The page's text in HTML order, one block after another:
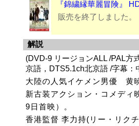
『錦繍縁華麗冒険』
販売を終了しました。
解説
(DVD-9 リージョンALL /PAL方
京語，DTS5.1ch北京語 /字幕：
大陸の人気イケメン男優 黄
新古装アクション・コメディ
9日首映）。
香港監督 李力持(リー・リク